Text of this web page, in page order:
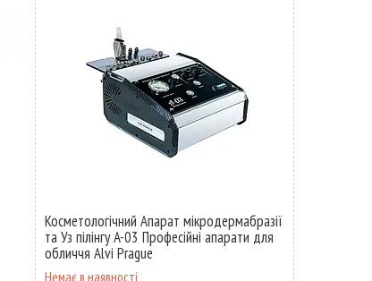
Косметологічний Апарат мікродермабразії
та Уз пілінгу A-03 Професійні апарати для
обличчя Alvi Prague
Немає в наявності